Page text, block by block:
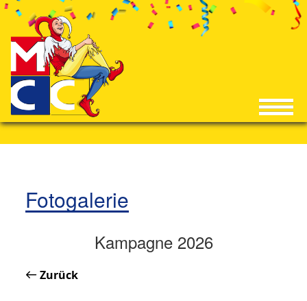
Fotogalerie
Kampagne 2026
Zurück